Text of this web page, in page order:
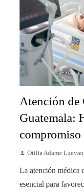
Atención de
Guatemala:
compromiso
Otilia Adame
La atención médica
esencial para